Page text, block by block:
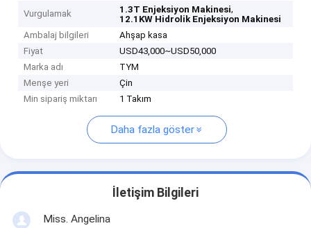
Vurgulamak 1.3T Enjeksiyon Makinesi,
12.1KW Hidrolik Enjeksiyon Makinesi
Ambalaj bilgileri
Ahşap kasa
Fiyat
USD43,000~USD50,000
Marka adı
TYM
Menşe yeri
Çin
Min sipariş miktarı
1 Takım
Daha fazla göster
İletişim Bilgileri
Miss. Angelina